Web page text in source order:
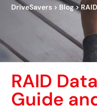
DriveSavers > Blog>
RAID
Guide